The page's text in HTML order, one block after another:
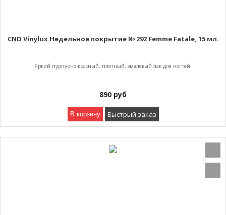
CND Vinylux Недельное покрытие № 292 Femme Fatale, 15 мл.
Яркий пурпурно-красный, плотный, эмалевый лак для ногтей.
890 руб
В корзину Быстрый заказ